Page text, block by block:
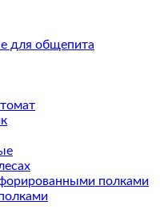
для общепита
полками